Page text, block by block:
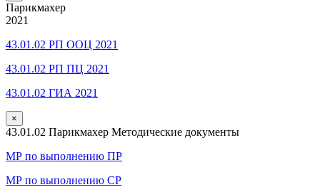
Парикмахер
2021
43.01.02 РП ООЦ 2021
43.01.02 РП ПЦ 2021
43.01.02 ГИА 2021
×
43.01.02 Парикмахер Методические документы
МР по выполнению ПР
МР по выполнению СР